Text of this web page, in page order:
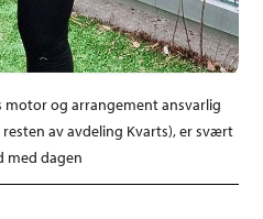
motor og arrangement ansvarlig
av avdeling Kvarts), er svært
med dagen